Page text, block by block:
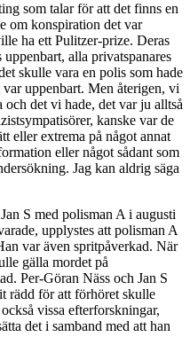
som talar för att det finns en
om konspiration det var
ha ett Pulitzer-prize. Deras
alla privatspanares
skulle vara en polis som hade
uppenbart. Men återigen, vi
det vi hade, det var ju alltså
kanske var de
eller extrema på något annat
eller något sådant som
Jag kan aldrig säga
S med polisman A i augusti
upplystes att polisman A
var även spritpåverkad. När
gälla mordet på
Per-Göran Näss och Jan S
rädd för att förhöret skulle
vissa efterforskningar,
det i samband med att han